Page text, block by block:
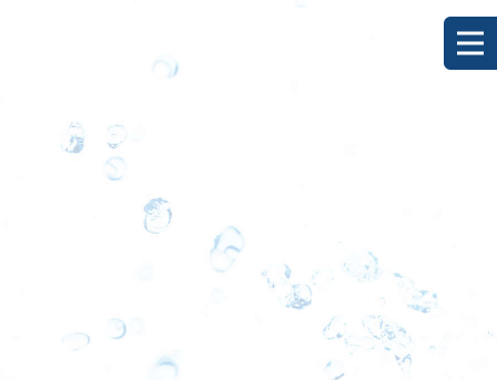
ビンチョウマグロ
ブログ |template.list
[!% if (image.url!="") { %]
[!% } %]
[%title%]